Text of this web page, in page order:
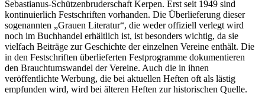
Sebastianus-Schützenbruderschaft Kerpen. Erst seit 1949 sind
kontinuierlich Festschriften vorhanden. Die Überlieferung dieser
sogenannten „Grauen Literatur“, die weder offiziell verlegt wird
noch im Buchhandel erhältlich ist, ist besonders wichtig, da sie
vielfach Beiträge zur Geschichte der einzelnen Vereine enthält. Die
in den Festschriften überlieferten Festprogramme dokumentieren
den Brauchtumswandel der Vereine. Auch die in ihnen
veröffentlichte Werbung, die bei aktuellen Heften oft als lästig
empfunden wird, wird bei älteren Heften zur historischen Quelle.